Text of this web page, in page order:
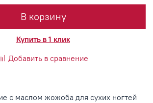
В корзину
Купить в 1 клик
Добавить в сравнение
с маслом жожоба для сухих ногтей